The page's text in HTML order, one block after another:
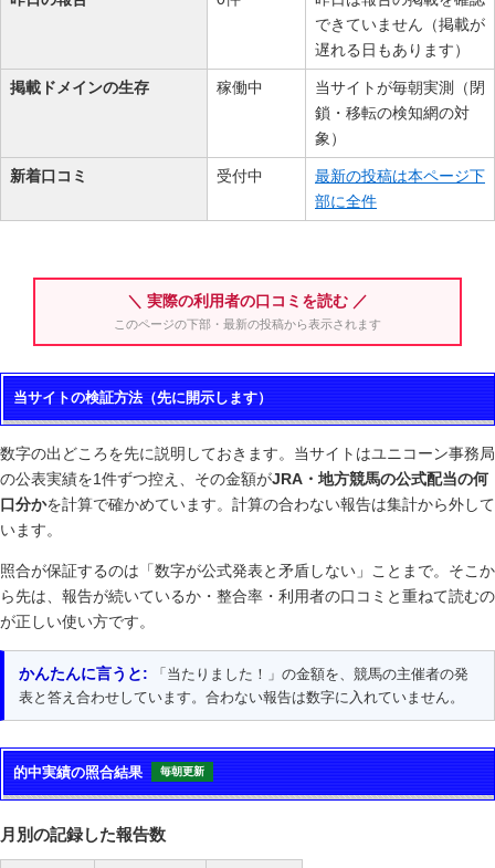
できていません（掲載が
遅れる日もあります）
掲載ドメインの生存 稼働中
当サイトが毎朝実測（閉
鎖・移転の検知網の対
象）
新着口コミ 受付中
最新の投稿は本ページ下
部に全件
＼ 実際の利用者の口コミを読む ／
このページの下部・最新の投稿から表示されます
当サイトの検証方法（先に開示します）
数字の出どころを先に説明しておきます。当サイトはユニコーン事務局
の公表実績を1件ずつ控え、その金額がJRA・地方競馬の公式配当の何
口分かを計算で確かめています。計算の合わない報告は集計から外して
います。
照合が保証するのは「数字が公式発表と矛盾しない」ことまで。そこか
ら先は、報告が続いているか・整合率・利用者の口コミと重ねて読むの
が正しい使い方です。
かんたんに言うと: 「当たりました！」の金額を、競馬の主催者の発
表と答え合わせしています。合わない報告は数字に入れていません。
的中実績の照合結果 毎朝更新
月別の記録した報告数